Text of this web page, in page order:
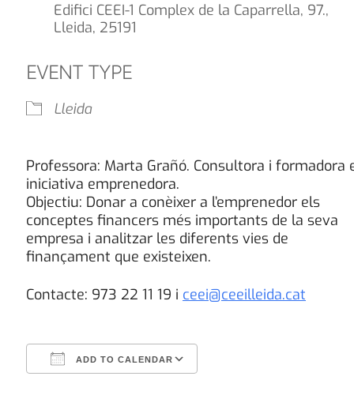
Edifici CEEI-1 Complex de la Caparrella, 97.,
Lleida, 25191
EVENT TYPE
Lleida
Professora: Marta Grañó. Consultora i formadora
iniciativa emprenedora.
Objectiu: Donar a conèixer a l’emprenedor els
conceptes financers més importants de la seva
empresa i analitzar les diferents vies de
finançament que existeixen.
Contacte: 973 22 11 19 i ceei@ceeilleida.cat
ADD TO CALENDAR